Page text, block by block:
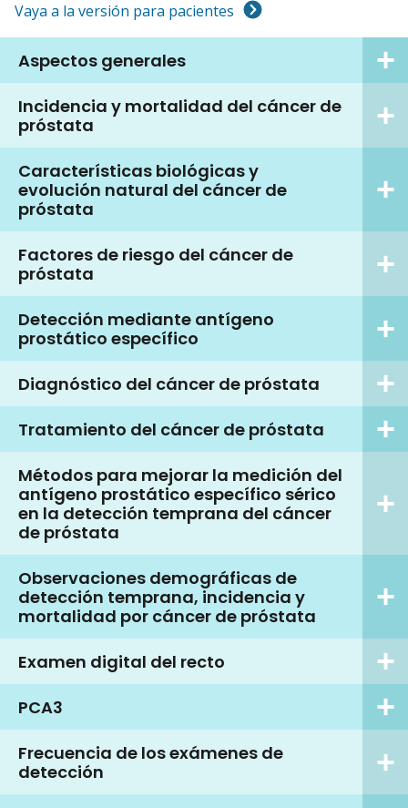
Vaya a la versión para pacientes
Aspectos generales
Incidencia y mortalidad del cáncer de
próstata
Características biológicas y
evolución natural del cáncer de
próstata
Factores de riesgo del cáncer de
próstata
Detección mediante antígeno
prostático específico
Diagnóstico del cáncer de próstata
Tratamiento del cáncer de próstata
Métodos para mejorar la medición del
antígeno prostático específico sérico
en la detección temprana del cáncer
de próstata
Observaciones demográficas de
detección temprana, incidencia y
mortalidad por cáncer de próstata
Examen digital del recto
PCA3
Frecuencia de los exámenes de
detección